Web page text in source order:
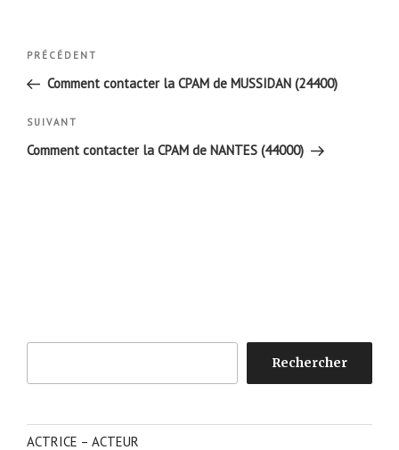
Navigation
l’article
Article
précédent
PRÉCÉDENT
Comment contacter la CPAM de MUSSIDAN (24400)
Article
suivant
SUIVANT
Comment contacter la CPAM de NANTES (44000)
Rechercher
ACTRICE – ACTEUR